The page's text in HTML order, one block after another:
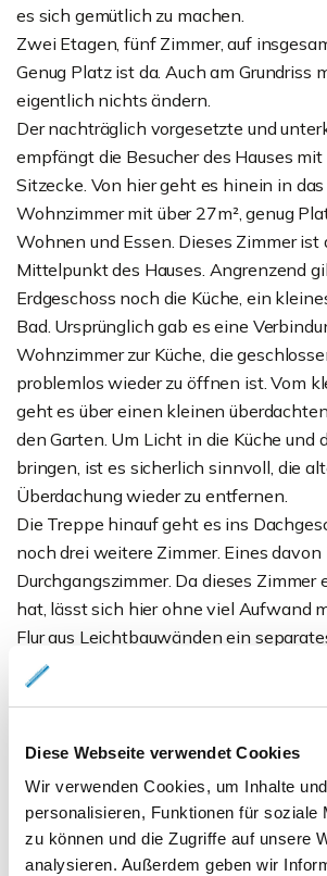
Diese Webseite verwendet Cookies
Wir verwenden Cookies, um Inhalte
personalisieren, Funktionen für soziale
zu können und die Zugriffe auf unsere
analysieren. Außerdem geben wir
es sich gemütlich zu machen.
Zwei Etagen, fünf Zimmer, auf
Genug Platz ist da. Auch am Grundriss
eigentlich nichts ändern.
Der nachträglich vorgesetzte und
empfängt die Besucher des Hauses
Sitzecke. Von hier geht es hinein in
Wohnzimmer mit über 27m², genug
Wohnen und Essen. Dieses Zimmer ist
Mittelpunkt des Hauses. Angrenzend
Erdgeschoss noch die Küche, ein
Bad. Ursprünglich gab es eine
Wohnzimmer zur Küche, die
problemlos wieder zu öffnen ist. Vom
geht es über einen kleinen
den Garten. Um Licht in die Küche und
bringen, ist es sicherlich sinnvoll, die
Überdachung wieder zu entfernen.
Die Treppe hinauf geht es ins
noch drei weitere Zimmer. Eines davon
Durchgangszimmer. Da dieses Zimmer
hat, lässt sich hier ohne viel Aufwand
Flur aus Leichtbauwänden ein
schönes Zimmer schaffen.
Das Haus und seine Außenanlagen
bemerkt haben, sich auch im Kaufpreis
ideale Gelegenheit für alle, die mit Hilfe
Muskelkraft erheblich am Kaufpreis
sich ihren Traum von einem Haus mit
Südwestgarten erfüllen wollen.